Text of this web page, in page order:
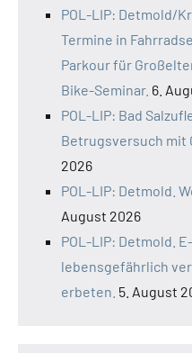
POL-LIP: Detmold/
Termine in
Parkour für
Bike-Seminar. 6.
POL-LIP: Bad
Betrugsversuch mit
2026
POL-LIP: Detmold.
August 2026
POL-LIP: Detmold.
lebensgefährlich
erbeten. 5. August